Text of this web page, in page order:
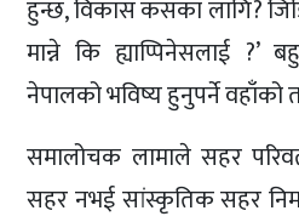
हुन्छ, विकास कसका लागि?
मान्ने कि ह्याप्पिनेसलाई
नेपालको भविष्य हुनुपर्ने वहाँको
समालोचक लामाले सहर
सहर नभई सांस्कृतिक सहर